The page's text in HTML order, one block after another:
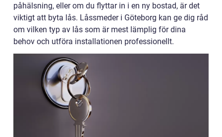
påhälsning, eller om du flyttar in i en ny bostad, är det
viktigt att byta lås. Låssmeder i Göteborg kan ge dig råd
om vilken typ av lås som är mest lämplig för dina
behov och utföra installationen professionellt.